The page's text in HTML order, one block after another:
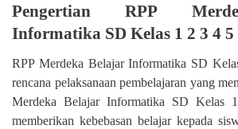
Pengertian RPP
Informatika SD Kelas 1 2 3 4 5
RPP Merdeka Belajar Informatika SD
rencana pelaksanaan pembelajaran yang
Merdeka Belajar Informatika SD
memberikan kebebasan belajar kepada